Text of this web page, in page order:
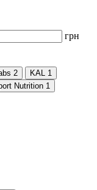
грн
2 KAL
1
Nutrition 1